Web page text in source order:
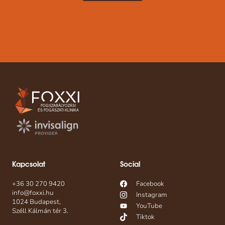
Kapcsolat
+36 30 270 9420
info@foxxi.hu
1024 Budapest,
Széll Kálmán tér 3.
Social
Facebook
Instagram
YouTube
Tiktok